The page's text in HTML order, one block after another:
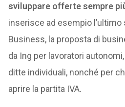
sviluppare offerte sempre
inserisce ad esempio
Business, la proposta di
da Ing per lavoratori
ditte individuali, nonché per
aprire la partita IVA.